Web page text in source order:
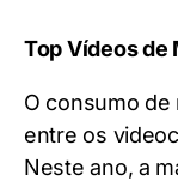
Top Vídeos de
O consumo de
entre os
Neste ano, a